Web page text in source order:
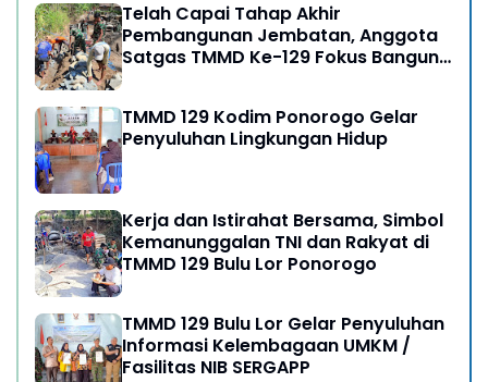
Telah Capai Tahap Akhir
Pembangunan Jembatan, Anggota
Satgas TMMD Ke-129 Fokus Bangun
TMMD 129 Kodim Ponorogo Gelar
Penyuluhan Lingkungan Hidup
Kerja dan Istirahat Bersama, Simbol
Kemanunggalan TNI dan Rakyat di
TMMD 129 Bulu Lor Ponorogo
TMMD 129 Bulu Lor Gelar Penyuluhan
Informasi Kelembagaan UMKM /
Fasilitas NIB SERGAPP